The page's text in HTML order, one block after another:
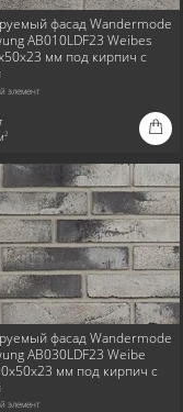
фасад Wandermode
AB010LDF23 Weibes
мм под кирпич с
элемент
2
фасад Wandermode
AB030LDF23 Weibe
мм под кирпич с
элемент